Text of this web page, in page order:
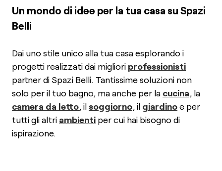
Un mondo di idee per la tua casa su Spazi
Belli
Dai uno stile unico alla tua casa esplorando i
progetti realizzati dai migliori professionisti
partner di Spazi Belli. Tantissime soluzioni non
solo per il tuo bagno, ma anche per la cucina, la
camera da letto, il soggiorno, il giardinoe per
tutti gli altri ambienti per cui hai bisogno di
ispirazione.